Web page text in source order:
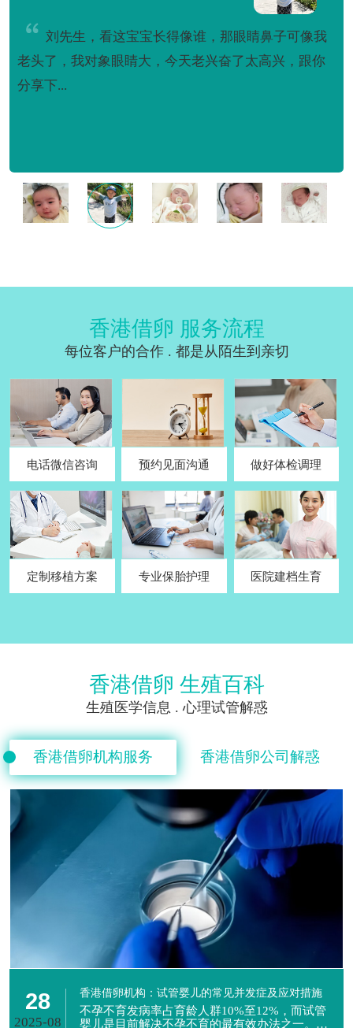
刘先生，看这宝宝长得像谁，那眼睛鼻子可像我
老头了，我对象眼睛大，今天老兴奋了太高兴，跟你
分享下...
香港借卵 服务流程
每位客户的合作 . 都是从陌生到亲切
电话微信咨询 预约见面沟通 做好体检调理
定制移植方案 专业保胎护理 医院建档生育
香港借卵 生殖百科
生殖医学信息 . 心理试管解惑
香港借卵机构服务 香港借卵公司解惑
香港借卵机构：试管婴儿的常见并发症及应对措施
不孕不育发病率占育龄人群10%至12%，而试管
婴儿是目前解决不孕不育的最有效办法之一。一
28
2025-08